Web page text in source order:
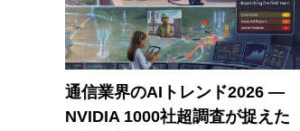
通信業界のAIトレンド2026 ―
NVIDIA 1000社超調査が捉えた